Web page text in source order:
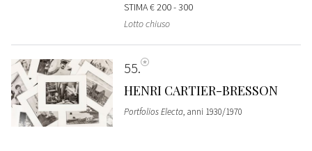
STIMA€ 200 - 300
Lotto chiuso
55
HENRI CARTIER-BRESSON
Portfolios Electa, anni 1930/1970